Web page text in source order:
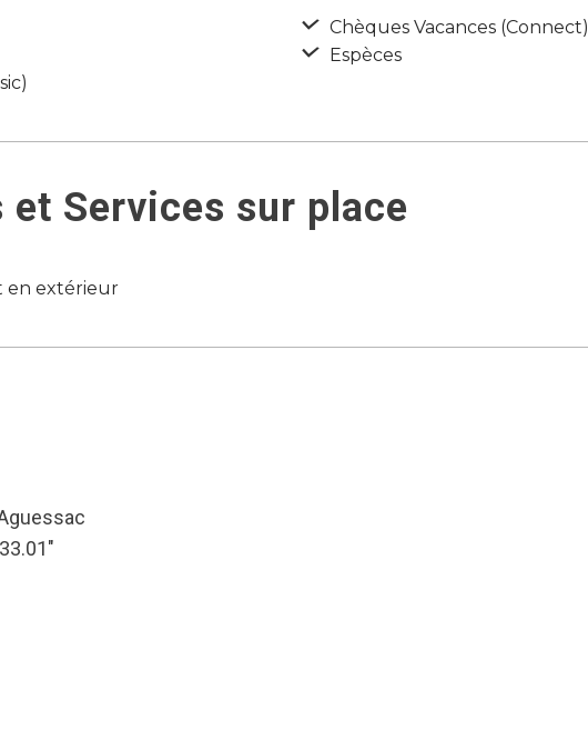
Chèques Vacances (Connect)
Espèces
et Services sur place
en extérieur